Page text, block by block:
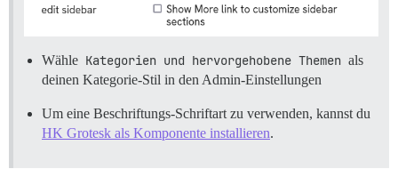
Wähle Kategorien und hervorgehobene Themen als
deinen Kategorie-Stil in den Admin-Einstellungen
Um eine Beschriftungs-Schriftart zu verwenden, kannst du
HK Grotesk als Komponente installieren.